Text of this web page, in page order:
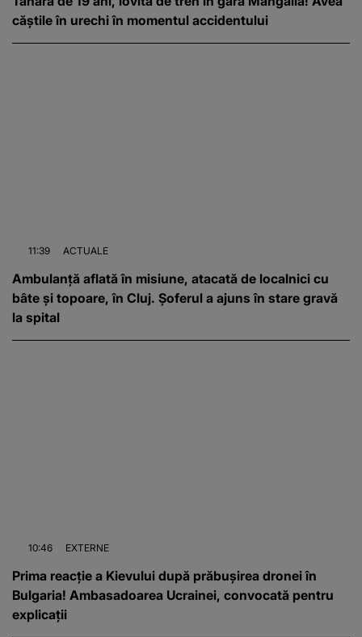
căștile în urechi în momentul accidentului
11:39 ACTUALE
Ambulanță aflată în misiune, atacată de localnici cu
bâte și topoare, în Cluj. Șoferul a ajuns în stare gravă
la spital
10:46 EXTERNE
Prima reacție a Kievului după prăbușirea dronei în
Bulgaria! Ambasadoarea Ucrainei, convocată pentru
explicații